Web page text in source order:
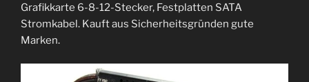
Grafikkarte 6-8-12-Stecker, Festplatten SATA
Stromkabel. Kauft aus Sicherheitsgründen gute
Marken.